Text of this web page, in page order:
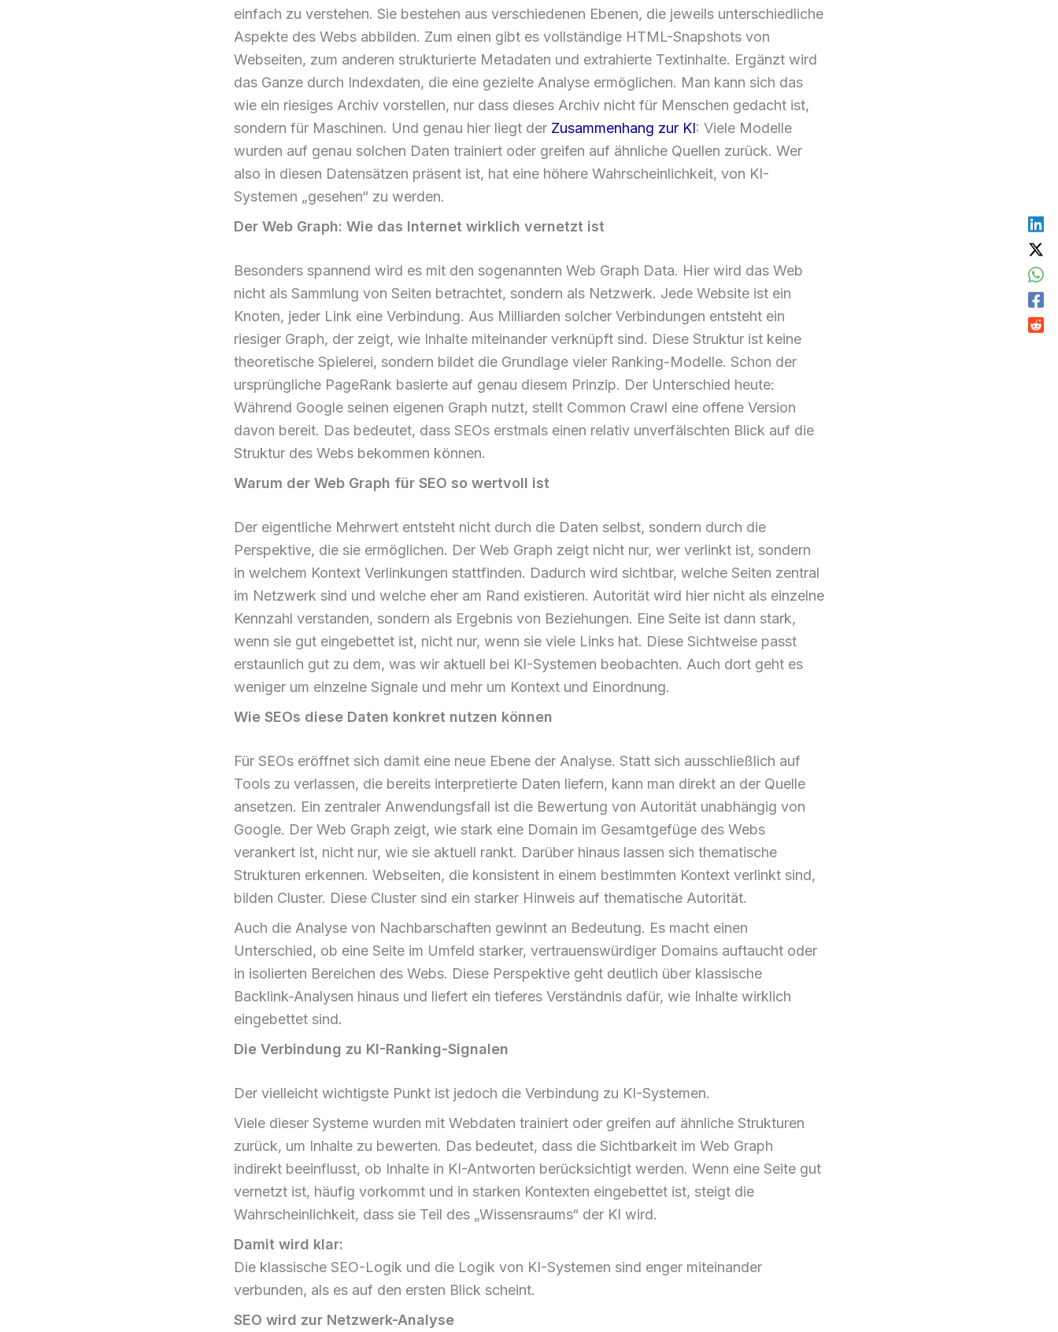
einfach zu verstehen. Sie bestehen aus verschiedenen Ebenen, die jeweils unterschiedliche
Aspekte des Webs abbilden. Zum einen gibt es vollständige HTML-Snapshots von
Webseiten, zum anderen strukturierte Metadaten und extrahierte Textinhalte. Ergänzt wird
das Ganze durch Indexdaten, die eine gezielte Analyse ermöglichen. Man kann sich das
wie ein riesiges Archiv vorstellen, nur dass dieses Archiv nicht für Menschen gedacht ist,
sondern für Maschinen. Und genau hier liegt der Zusammenhang zur KI: Viele Modelle
wurden auf genau solchen Daten trainiert oder greifen auf ähnliche Quellen zurück. Wer
also in diesen Datensätzen präsent ist, hat eine höhere Wahrscheinlichkeit, von KI-
Systemen „gesehen“ zu werden.
Der Web Graph: Wie das Internet wirklich vernetzt ist
Besonders spannend wird es mit den sogenannten Web Graph Data. Hier wird das Web
nicht als Sammlung von Seiten betrachtet, sondern als Netzwerk. Jede Website ist ein
Knoten, jeder Link eine Verbindung. Aus Milliarden solcher Verbindungen entsteht ein
riesiger Graph, der zeigt, wie Inhalte miteinander verknüpft sind. Diese Struktur ist keine
theoretische Spielerei, sondern bildet die Grundlage vieler Ranking-Modelle. Schon der
ursprüngliche PageRank basierte auf genau diesem Prinzip. Der Unterschied heute:
Während Google seinen eigenen Graph nutzt, stellt Common Crawl eine offene Version
davon bereit. Das bedeutet, dass SEOs erstmals einen relativ unverfälschten Blick auf die
Struktur des Webs bekommen können.
Warum der Web Graph für SEO so wertvoll ist
Der eigentliche Mehrwert entsteht nicht durch die Daten selbst, sondern durch die
Perspektive, die sie ermöglichen. Der Web Graph zeigt nicht nur, wer verlinkt ist, sondern
in welchem Kontext Verlinkungen stattfinden. Dadurch wird sichtbar, welche Seiten zentral
im Netzwerk sind und welche eher am Rand existieren. Autorität wird hier nicht als einzelne
Kennzahl verstanden, sondern als Ergebnis von Beziehungen. Eine Seite ist dann stark,
wenn sie gut eingebettet ist, nicht nur, wenn sie viele Links hat. Diese Sichtweise passt
erstaunlich gut zu dem, was wir aktuell bei KI-Systemen beobachten. Auch dort geht es
weniger um einzelne Signale und mehr um Kontext und Einordnung.
Wie SEOs diese Daten konkret nutzen können
Für SEOs eröffnet sich damit eine neue Ebene der Analyse. Statt sich ausschließlich auf
Tools zu verlassen, die bereits interpretierte Daten liefern, kann man direkt an der Quelle
ansetzen. Ein zentraler Anwendungsfall ist die Bewertung von Autorität unabhängig von
Google. Der Web Graph zeigt, wie stark eine Domain im Gesamtgefüge des Webs
verankert ist, nicht nur, wie sie aktuell rankt. Darüber hinaus lassen sich thematische
Strukturen erkennen. Webseiten, die konsistent in einem bestimmten Kontext verlinkt sind,
bilden Cluster. Diese Cluster sind ein starker Hinweis auf thematische Autorität.
Auch die Analyse von Nachbarschaften gewinnt an Bedeutung. Es macht einen
Unterschied, ob eine Seite im Umfeld starker, vertrauenswürdiger Domains auftaucht oder
in isolierten Bereichen des Webs. Diese Perspektive geht deutlich über klassische
Backlink-Analysen hinaus und liefert ein tieferes Verständnis dafür, wie Inhalte wirklich
eingebettet sind.
Die Verbindung zu KI-Ranking-Signalen
Der vielleicht wichtigste Punkt ist jedoch die Verbindung zu KI-Systemen.
Viele dieser Systeme wurden mit Webdaten trainiert oder greifen auf ähnliche Strukturen
zurück, um Inhalte zu bewerten. Das bedeutet, dass die Sichtbarkeit im Web Graph
indirekt beeinflusst, ob Inhalte in KI-Antworten berücksichtigt werden. Wenn eine Seite gut
vernetzt ist, häufig vorkommt und in starken Kontexten eingebettet ist, steigt die
Wahrscheinlichkeit, dass sie Teil des „Wissensraums“ der KI wird.
Damit wird klar:
Die klassische SEO-Logik und die Logik von KI-Systemen sind enger miteinander
verbunden, als es auf den ersten Blick scheint.
SEO wird zur Netzwerk-Analyse